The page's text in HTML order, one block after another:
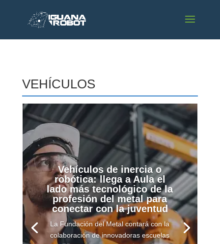
VEHÍCULOS
Vehículos de inercia o
robótica: llega a Aula el
lado más tecnológico de la
profesión del metal para
conectar con la juventud
La Fundación del Metal contará con la
colaboración de innovadoras escuelas